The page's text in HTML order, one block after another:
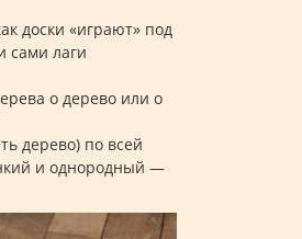
доски «играют» под
сами лаги
о дерево или о
дерево) по всей
и однородный —